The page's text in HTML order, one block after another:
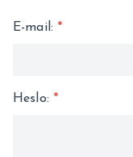
E-mail : *
Heslo: *